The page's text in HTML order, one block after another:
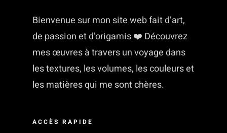
Bienvenue sur mon site web fait d’art,
de passion et d’origamis ❤️ Découvrez
mes œuvres à travers un voyage dans
les textures, les volumes, les couleurs et
les matières qui me sont chères.
ACCÈS RAPIDE